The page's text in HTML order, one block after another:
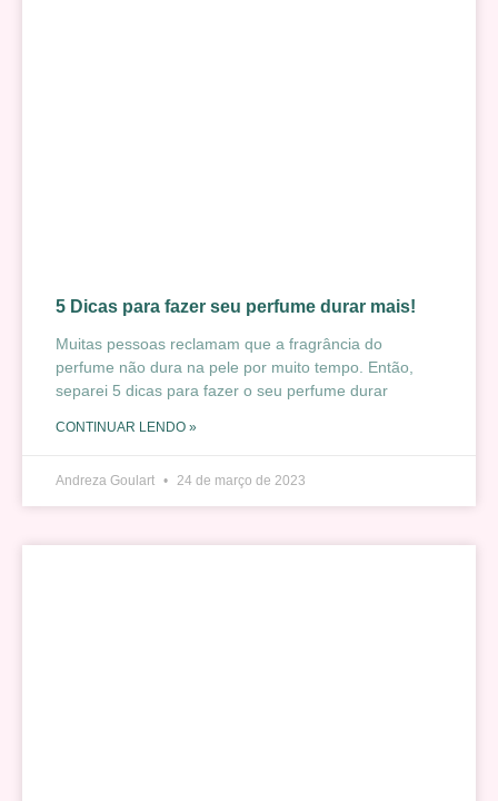
5 Dicas para fazer seu perfume durar mais!
Muitas pessoas reclamam que a fragrância do
perfume não dura na pele por muito tempo. Então,
separei 5 dicas para fazer o seu perfume durar
CONTINUAR LENDO »
Andreza Goulart 24 de março de 2023